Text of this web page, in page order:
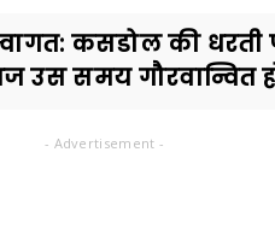
कसडोल की
समय गौरवान्वित
- Advertisement -